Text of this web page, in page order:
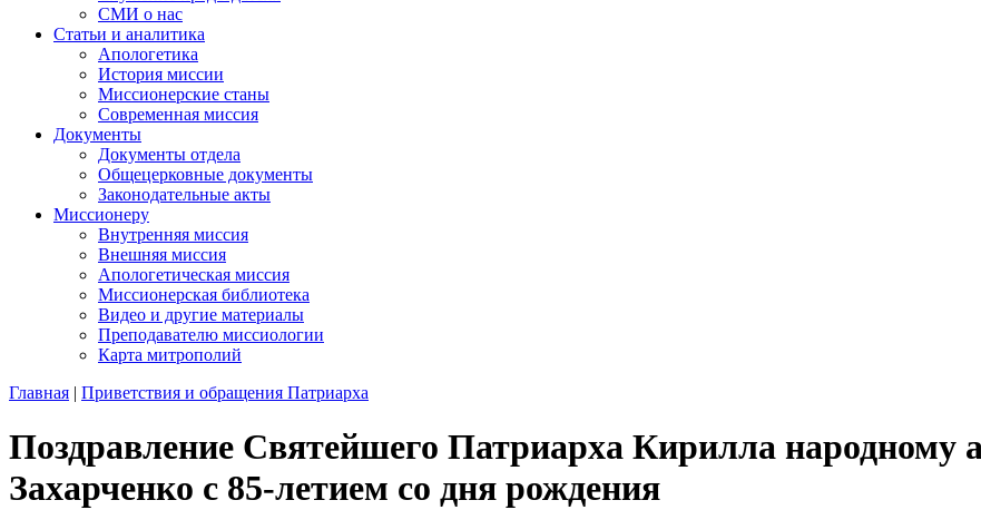
СМИ о нас
Статьи и аналитика
Апологетика
История миссии
Миссионерские станы
Современная миссия
Документы
Документы отдела
Общецерковные документы
Законодательные акты
Миссионеру
Внутренняя миссия
Внешняя миссия
Апологетическая миссия
Миссионерская библиотека
Видео и другие материалы
Преподавателю миссиологии
Карта митрополий
Главная | Приветствия и обращения Патриарха
Поздравление Святейшего Патриарха Кирилла
Захарченко с 85-летием со дня рождения